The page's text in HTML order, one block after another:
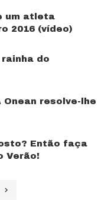
um atleta
2016 (vídeo)
do
resolve-lhe
Então faça
Verão!